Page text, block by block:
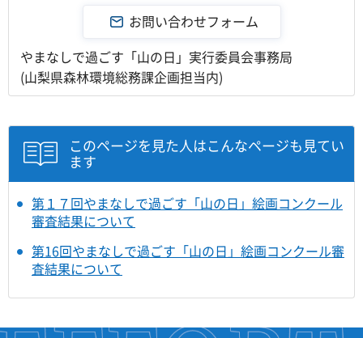
やまなしで過ごす「山の日」実行委員会事務局
(山梨県森林環境総務課企画担当内)
このページを見た人はこんなページも見てい
ます
第１７回やまなしで過ごす「山の日」絵画コンクール
審査結果について
第16回やまなしで過ごす「山の日」絵画コンクール審
査結果について